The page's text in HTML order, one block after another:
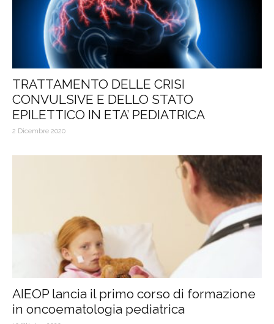
TRATTAMENTO DELLE CRISI
CONVULSIVE E DELLO STATO
EPILETTICO IN ETA’ PEDIATRICA
2 Dicembre 2020
AIEOP lancia il primo corso di formazione
in oncoematologia pediatrica